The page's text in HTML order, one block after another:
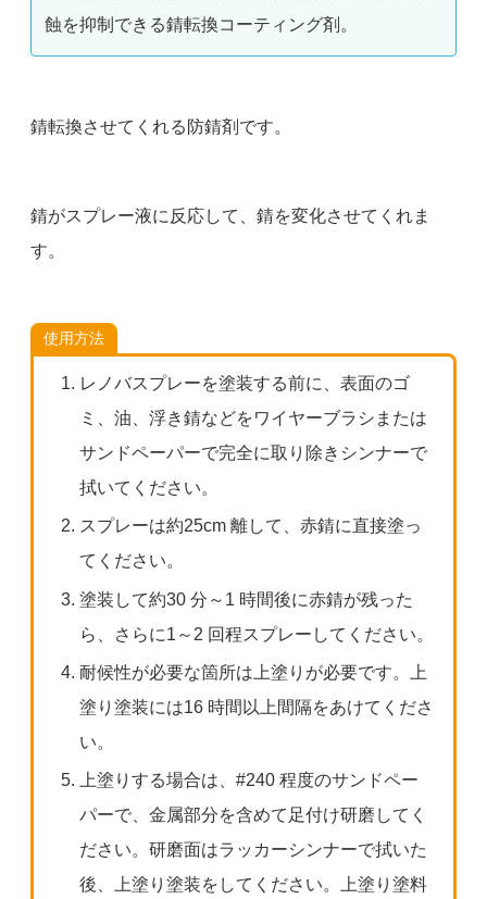
蝕を抑制できる錆転換コーティング剤。
錆転換させてくれる防錆剤です。
錆がスプレー液に反応して、錆を変化させてくれま
す。
使用方法
レノバスプレーを塗装する前に、表面のゴ
ミ、油、浮き錆などをワイヤーブラシまたは
サンドペーパーで完全に取り除きシンナーで
拭いてください。
スプレーは約25cm 離して、赤錆に直接塗っ
てください。
塗装して約30 分～1 時間後に赤錆が残った
ら、さらに1～2 回程スプレーしてください。
耐候性が必要な箇所は上塗りが必要です。上
塗り塗装には16 時間以上間隔をあけてくださ
い。
上塗りする場合は、#240 程度のサンドペー
パーで、金属部分を含めて足付け研磨してく
ださい。研磨面はラッカーシンナーで拭いた
後、上塗り塗装をしてください。上塗り塗料